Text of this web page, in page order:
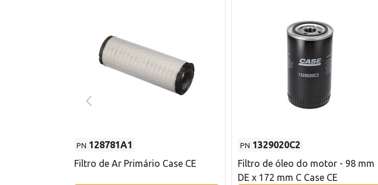
PN 128781A1
Filtro de Ar Primário Case CE
PN 1329020C2
Filtro de óleo do motor - 98 mm
DE x 172 mm C Case CE